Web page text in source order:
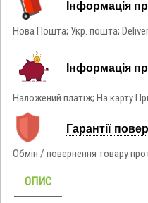
Інформація
Нова Пошта; Укр. пошта;
Інформація
Наложений платіж; На карту
Гарантії
Обмін / повернення товару
ОПИС